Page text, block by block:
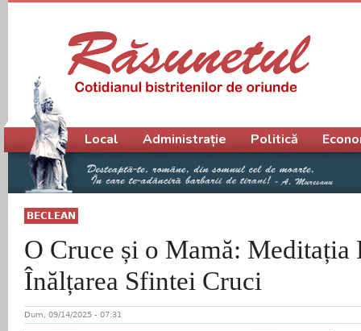
BECLEAN
O Cruce și o Mamă: Meditația
Înălțarea Sfintei Cruci
Dum, 09/14/2025 - 07:31
Meniu principal
Local Administrație Politică